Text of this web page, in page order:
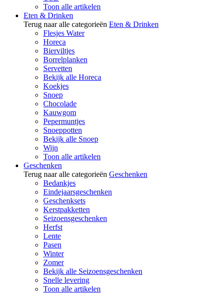
Toon alle artikelen
Eten & Drinken
Terug naar alle categorieën Eten & Drinken
Flesjes Water
Horeca
Bierviltjes
Borrelplanken
Servetten
Bekijk alle Horeca
Koekjes
Snoep
Chocolade
Kauwgom
Pepermuntjes
Snoeppotten
Bekijk alle Snoep
Wijn
Toon alle artikelen
Geschenken
Terug naar alle categorieën Geschenken
Bedankjes
Eindejaarsgeschenken
Geschenksets
Kerstpakketten
Seizoensgeschenken
Herfst
Lente
Pasen
Winter
Zomer
Bekijk alle Seizoensgeschenken
Snelle levering
Toon alle artikelen